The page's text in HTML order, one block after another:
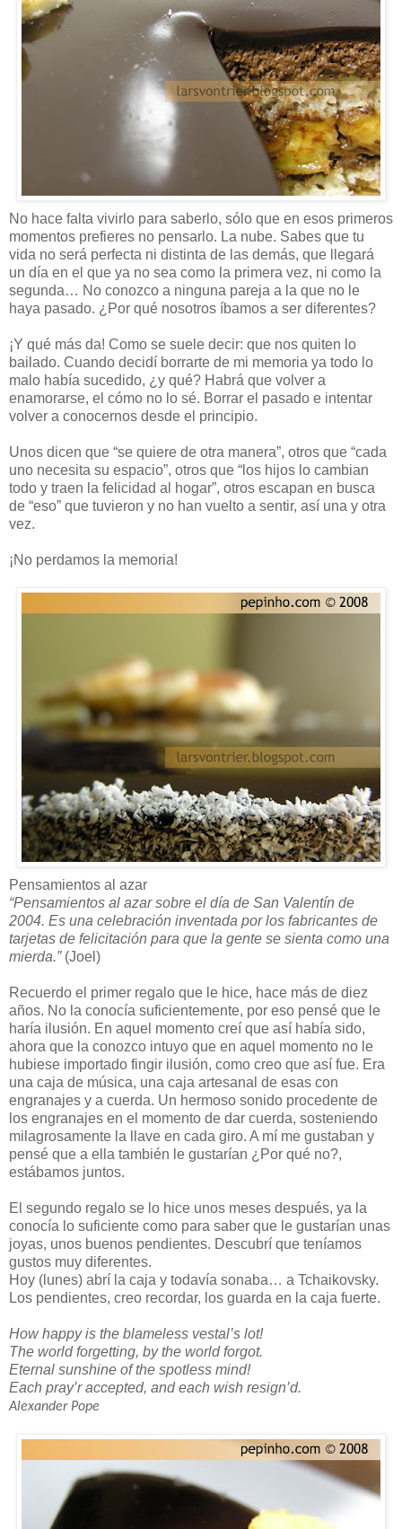
No hace falta vivirlo para saberlo, sólo que en esos primeros
momentos prefieres no pensarlo. La nube. Sabes que tu
vida no será perfecta ni distinta de las demás, que llegará
un día en el que ya no sea como la primera vez, ni como la
segunda… No conozco a ninguna pareja a la que no le
haya pasado. ¿Por qué nosotros íbamos a ser diferentes?
¡Y qué más da! Como se suele decir: que nos quiten lo
bailado. Cuando decidí borrarte de mi memoria ya todo lo
malo había sucedido, ¿y qué? Habrá que volver a
enamorarse, el cómo no lo sé. Borrar el pasado e intentar
volver a conocernos desde el principio.
Unos dicen que “se quiere de otra manera”, otros que “cada
uno necesita su espacio”, otros que “los hijos lo cambian
todo y traen la felicidad al hogar”, otros escapan en busca
de “eso” que tuvieron y no han vuelto a sentir, así una y otra
vez.
¡No perdamos la memoria!
Pensamientos al azar
“Pensamientos al azar sobre el día de San Valentín de
2004. Es una celebración inventada por los fabricantes de
tarjetas de felicitación para que la gente se sienta como una
mierda.”(Joel)
Recuerdo el primer regalo que le hice, hace más de diez
años. No la conocía suficientemente, por eso pensé que le
haría ilusión. En aquel momento creí que así había sido,
ahora que la conozco intuyo que en aquel momento no le
hubiese importado fingir ilusión, como creo que así fue. Era
una caja de música, una caja artesanal de esas con
engranajes y a cuerda. Un hermoso sonido procedente de
los engranajes en el momento de dar cuerda, sosteniendo
milagrosamente la llave en cada giro. A mí me gustaban y
pensé que a ella también le gustarían ¿Por qué no?,
estábamos juntos.
El segundo regalo se lo hice unos meses después, ya la
conocía lo suficiente como para saber que le gustarían unas
joyas, unos buenos pendientes. Descubrí que teníamos
gustos muy diferentes.
Hoy (lunes) abrí la caja y todavía sonaba… a Tchaikovsky.
Los pendientes, creo recordar, los guarda en la caja fuerte.
How happy is the blameless vestal’s lot!
The world forgetting, by the world forgot.
Eternal sunshine of the spotless mind!
Each pray’r accepted, and each wish resign’d.
Alexander Pope